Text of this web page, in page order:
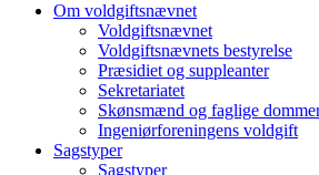
Om voldgiftsnævnet
Voldgiftsnævnet
Voldgiftsnævnets bestyrelse
Præsidiet og suppleanter
Sekretariatet
Skønsmænd og faglige
Ingeniørforeningens voldgift
Sagstyper
Sagstyper